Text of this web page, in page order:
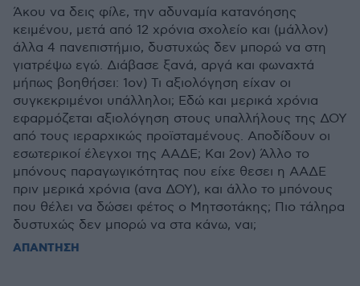
Άκου να δεις φίλε, την αδυναμία κατανόησης
κειμένου, μετά από 12 χρόνια σχολείο και (μάλλον)
άλλα 4 πανεπιστήμιο, δυστυχώς δεν μπορώ να στη
γιατρέψω εγώ. Διάβασε ξανά, αργά και φωναχτά
μήπως βοηθήσει: 1ον) Τι αξιολόγηση είχαν οι
συγκεκριμένοι υπάλληλοι; Εδώ και μερικά χρόνια
εφαρμόζεται αξιολόγηση στους υπαλλήλους της ΔΟΥ
από τους ιεραρχικώς προϊσταμένους. Αποδίδουν οι
εσωτερικοί έλεγχοι της ΑΑΔΕ; Και 2ον) Άλλο το
μπόνους παραγωγικότητας που είχε θεσει η ΑΑΔΕ
πριν μερικά χρόνια (ανα ΔΟΥ), και άλλο το μπόνους
που θέλει να δώσει φέτος ο Μητσοτάκης; Πιο τάληρα
δυστυχώς δεν μπορώ να στα κάνω, ναι;
ΑΠΑΝΤΗΣΗ